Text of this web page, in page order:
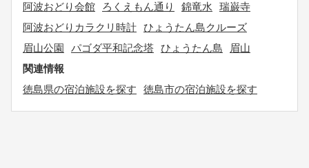
阿波おどり会館
ろくえもん通り 錦竜水
瑞巌寺
阿波おどりカラクリ時計 ひょうたん島クルーズ
眉山公園
パゴダ平和記念塔 ひょうたん島
眉山
関連情報
徳島県の宿泊施設を探す
徳島市の宿泊施設を探す